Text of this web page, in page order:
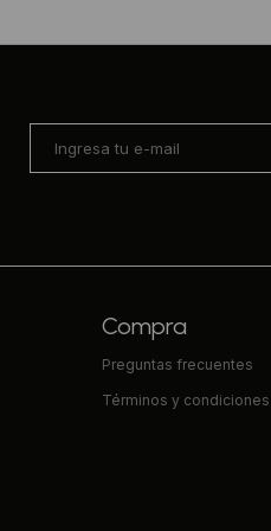
Compra
Preguntas frecuentes
Términos y condiciones